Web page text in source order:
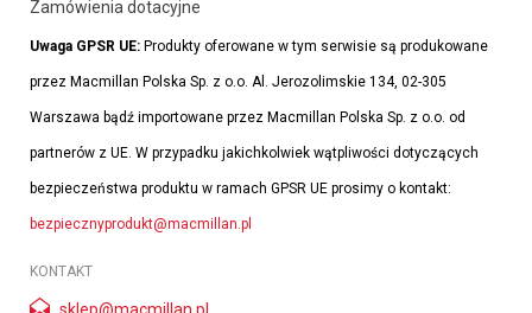
Zamówienia dotacyjne
Uwaga GPSR UE: Produkty oferowane w tym serwisie są produkowane
przez Macmillan Polska Sp. z o.o. Al. Jerozolimskie 134, 02-305
Warszawa bądź importowane przez Macmillan Polska Sp. z o.o. od
partnerów z UE. W przypadku jakichkolwiek wątpliwości dotyczących
bezpieczeństwa produktu w ramach GPSR UE prosimy o kontakt:
bezpiecznyprodukt@macmillan.pl
KONTAKT